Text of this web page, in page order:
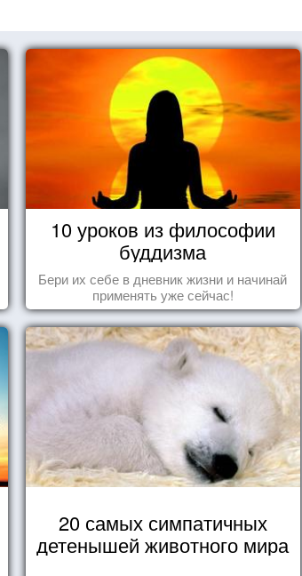
10 уроков из философии
буддизма
Бери их себе в дневник жизни и начинай
применять уже сейчас!
20 самых симпатичных
детенышей животного мира